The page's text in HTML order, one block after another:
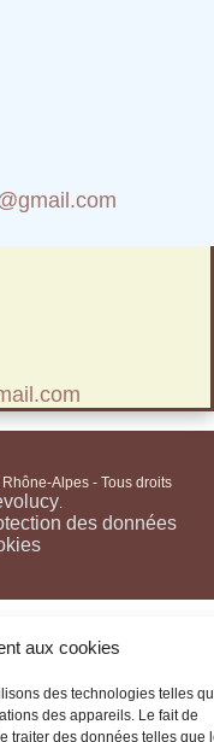
aux cookies
des technologies telles
des appareils. Le fait de
traiter des données telles que
Alpes - Tous droits
.
des données